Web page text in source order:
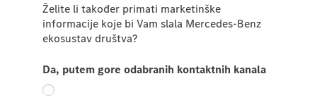
Želite li također primati marketinške
informacije koje bi Vam slala Mercedes-Benz
ekosustav društva?
Da, putem gore odabranih kontaktnih kanala